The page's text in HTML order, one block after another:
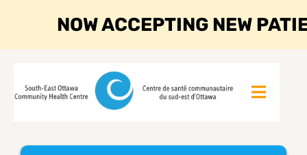
NOW ACCEPTING NEW